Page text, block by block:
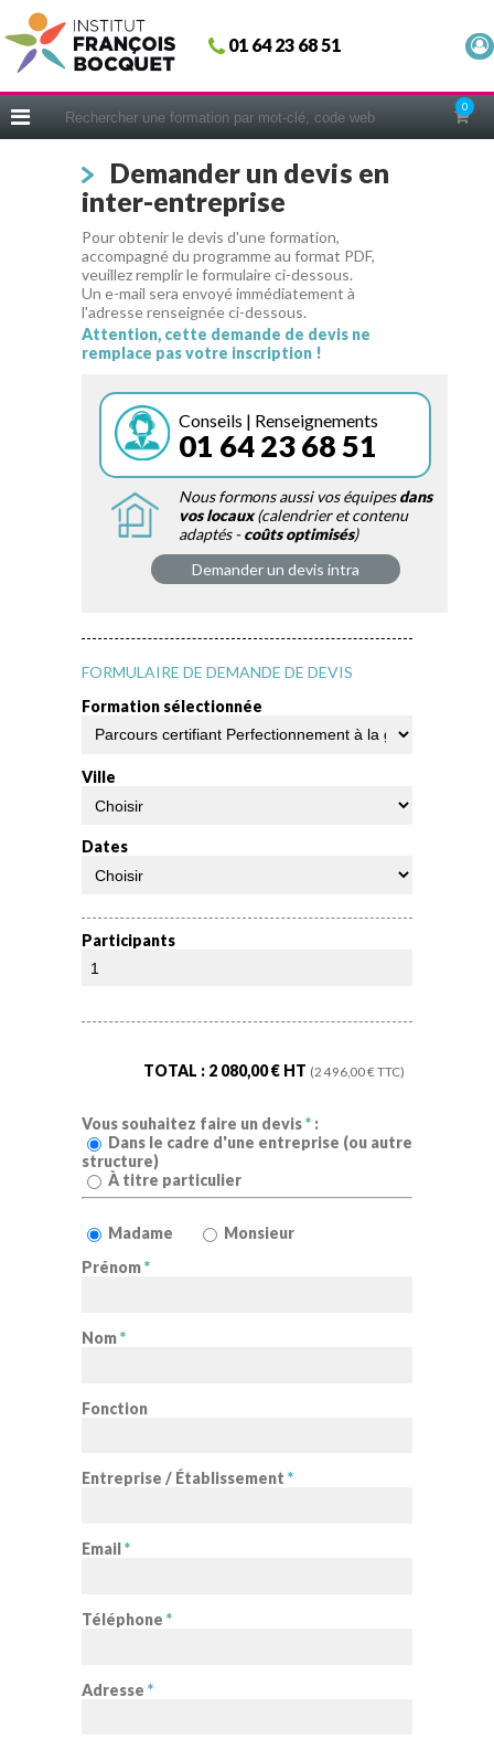
01 64 23 68 51
0
Fermer
ACCUEIL
CERIFICATIONS
INTRAS | SUR-MESURE
COACHING
EN PRATIQUE
NOUS CONNAÎTRE
CONSEILS MICRO-COACHING
WEBINAIRES
QUESTIONNAIRE GRATUIT
Demander un devis en
inter-entreprise
Pour obtenir le devis d'une formation,
accompagné du programme au format PDF,
veuillez remplir le formulaire ci-dessous.
Un e-mail sera envoyé immédiatement à
l'adresse renseignée ci-dessous.
Attention, cette demande de devis ne
remplace pas votre inscription !
Conseils | Renseignements
01 64 23 68 51
Nous formons aussi vos équipesdans
vos locaux(calendrier et contenu
adaptés -coûts optimisés)
Demander un devis intra
FORMULAIRE DE DEMANDE DE DEVIS
Formation sélectionnée
Ville
Dates
Participants
TOTAL : 2 080,00€ HT (2 496,00€ TTC)
Vous souhaitez faire un devis* :
Dans le cadre d'une entreprise (ou autre
structure)
À titre particulier
Madame
Monsieur
Prénom*
Nom*
Fonction
Entreprise / Établissement *
Email*
Téléphone *
Adresse *